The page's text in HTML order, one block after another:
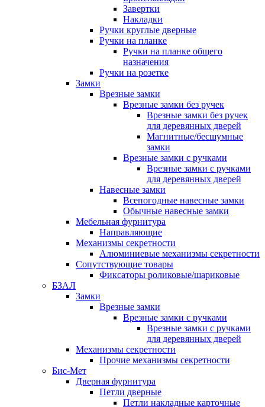
Завертки
Накладки
Ручки круглые дверные
Ручки на планке
Ручки на планке общего
назначения
Ручки на розетке
Замки
Врезные замки
Врезные замки без ручек
Врезные замки без ручек
для деревянных дверей
Магнитные/бесшумные
замки
Врезные замки с ручками
Врезные замки с ручками
для деревянных дверей
Навесные замки
Всепогодные навесные замки
Обычные навесные замки
Мебельная фурнитура
Направляющие
Механизмы секретности
Алюминиевые механизмы секретности
Сопутствующие товары
Фиксаторы роликовые/шариковые
БЗАЛ
Замки
Врезные замки
Врезные замки с ручками
Врезные замки с ручками
для деревянных дверей
Механизмы секретности
Прочие механизмы секретности
Бис-Мет
Дверная фурнитура
Петли дверные
Петли накладные карточные